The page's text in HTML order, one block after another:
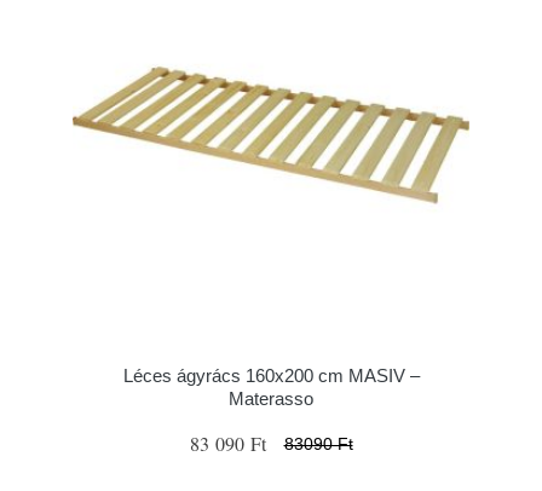
Léces ágyrács 160x200 cm MASIV –
Materasso
83 090 Ft 83090 Ft